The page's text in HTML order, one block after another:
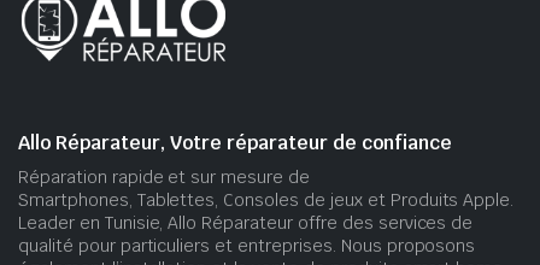
Allo Réparateur, Votre réparateur de confiance
Réparation rapide et sur mesure de
Smartphones, Tablettes, Consoles de jeux et Produits Apple.
Leader en Tunisie, Allo Réparateur offre des services de
qualité pour particuliers et entreprises. Nous proposons